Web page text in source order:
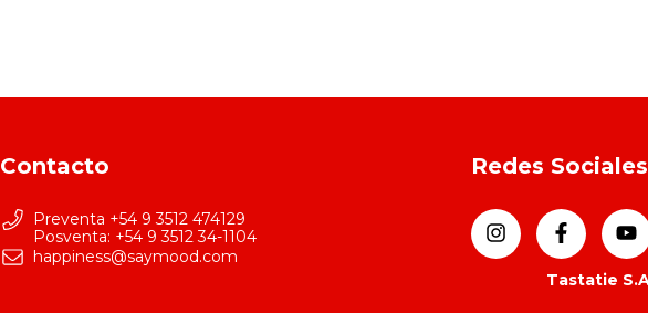
Contacto
Preventa +54 9 3512 474129
happiness@saymood.com
Redes Sociales